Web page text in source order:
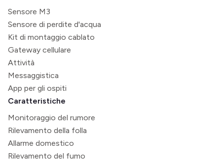
Sensore M3
Sensore di perdite d'acqua
Kit di montaggio cablato
Gateway cellulare
Attività
Messaggistica
App per gli ospiti
Caratteristiche
Monitoraggio del rumore
Rilevamento della folla
Allarme domestico
Rilevamento del fumo